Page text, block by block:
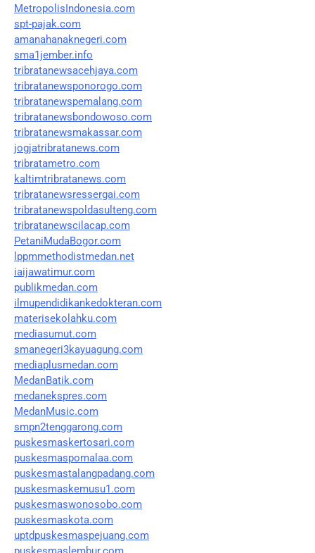
MetropolisIndonesia.com
spt-pajak.com
amanahanaknegeri.com
sma1jember.info
tribratanewsacehjaya.com
tribratanewsponorogo.com
tribratanewspemalang.com
tribratanewsbondowoso.com
tribratanewsmakassar.com
jogjatribratanews.com
tribratametro.com
kaltimtribratanews.com
tribratanewsressergai.com
tribratanewspoldasulteng.com
tribratanewscilacap.com
PetaniMudaBogor.com
lppmmethodistmedan.net
iaijawatimur.com
publikmedan.com
ilmupendidikankedokteran.com
materisekolahku.com
mediasumut.com
smanegeri3kayuagung.com
mediaplusmedan.com
MedanBatik.com
medanekspres.com
MedanMusic.com
smpn2tenggarong.com
puskesmaskertosari.com
puskesmaspomalaa.com
puskesmastalangpadang.com
puskesmaskemusu1.com
puskesmaswonosobo.com
puskesmaskota.com
uptdpuskesmaspejuang.com